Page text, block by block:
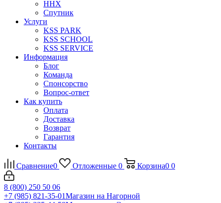
ННХ
Спутник
Услуги
KSS PARK
KSS SCHOOL
KSS SERVICE
Информация
Блог
Команда
Спонсорство
Вопрос-ответ
Как купить
Оплата
Доставка
Возврат
Гарантия
Контакты
Сравнение0 Отложенные 0 Корзина0 0
8 (800) 250 50 06
+7 (985) 821-35-01Магазин на Нагорной